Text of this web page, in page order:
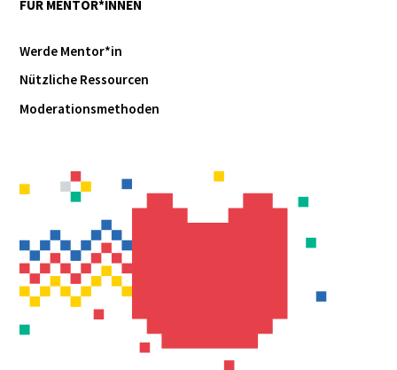
FÜR MENTOR*INNEN
Werde Mentor*in
Nützliche Ressourcen
Moderationsmethoden